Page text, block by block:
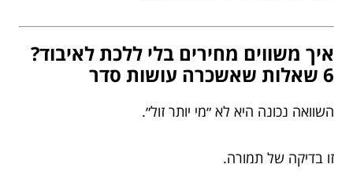
איך משווים מחירים בלי ללכת לאיבוד?
6 שאלות שאשכרה עושות סדר
השוואה נכונה היא לא ״מי יותר זול״.
זו בדיקה של תמורה.